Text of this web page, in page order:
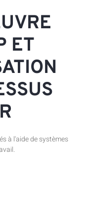
ET
à l'aide de systèmes